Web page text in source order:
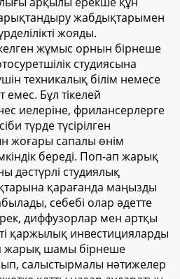
жабдықтарымен
жояды.
жұмыс орнын бірнеше
студиясына
техникалық білім немесе
емес. Бұл тікелей
иелеріне, фрилансерлерге
түрде түсірілген
жоғары сапалы өнім
береді. Поп-ап жарық
студиялық
қарағанда маңызды
себебі олар әдетте
диффузорлар мен артқы
қаржылық инвестицияларды
жарық шамы бірнеше
салыстырмалы нәтижелер